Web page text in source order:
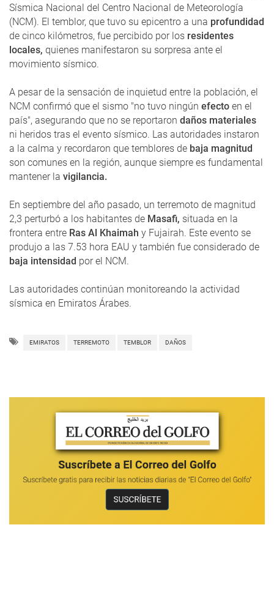
Sísmica Nacional del Centro Nacional de Meteorología
(NCM). El temblor, que tuvo su epicentro a una profundidad
de cinco kilómetros, fue percibido por los residentes
locales, quienes manifestaron su sorpresa ante el
movimiento sísmico.
A pesar de la sensación de inquietud entre la población, el
NCM confirmó que el sismo "no tuvo ningún efecto en el
país", asegurando que no se reportaron daños materiales
ni heridos tras el evento sísmico. Las autoridades instaron
a la calma y recordaron que temblores de baja magnitud
son comunes en la región, aunque siempre es fundamental
mantener la vigilancia.
En septiembre del año pasado, un terremoto de magnitud
2,3 perturbó a los habitantes de Masafi, situada en la
frontera entre Ras Al Khaimah y Fujairah. Este evento se
produjo a las 7.53 hora EAU y también fue considerado de
baja intensidad por el NCM.
Las autoridades continúan monitoreando la actividad
sísmica en Emiratos Árabes.
EMIRATOS TERREMOTO TEMBLOR DAÑOS